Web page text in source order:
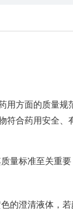
用方面的质量
符合药用安全
量标准至关重
的澄清液体，